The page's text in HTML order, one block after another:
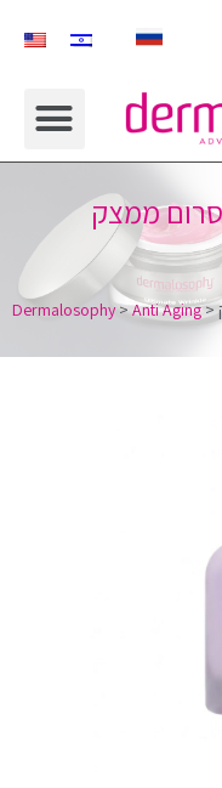
Dermalosophy>Anti Aging>